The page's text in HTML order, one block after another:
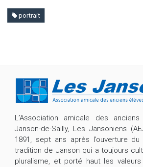
portrait
L’Association amicale des
Janson-de-Sailly, Les Jansoniens
1891, sept ans après l’ouverture
tradition de Janson qui a toujours
pluralisme, et porté haut les